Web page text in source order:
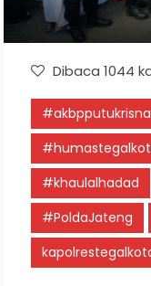
Dibaca 1044
#akbpputukrisna
#khaulalhadad
#PoldaJateng